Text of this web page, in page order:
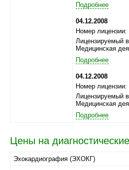
Подробнее
04.12.2008
Номер
Лицензируемый
Медицинская
Подробнее
04.12.2008
Номер
Лицензируемый
Медицинская
Подробнее
Цены на
Эхокардиография (ЭХОКГ)